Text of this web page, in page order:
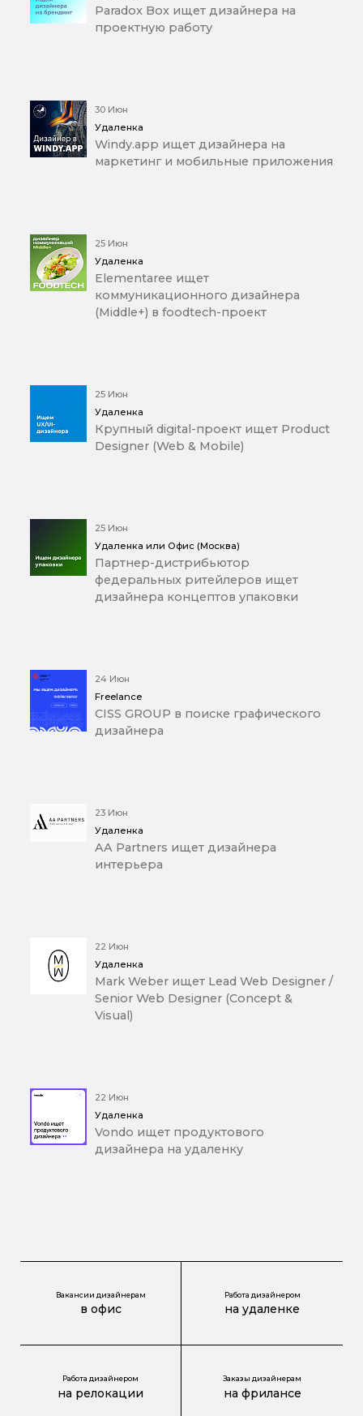
Paradox Box ищет дизайнера на
проектную работу
30 Июн
Удаленка
Windy.app ищет дизайнера на
маркетинг и мобильные приложения
25 Июн
Удаленка
Elementaree ищет
коммуникационного дизайнера
(Middle+) в foodtech-проект
25 Июн
Удаленка
Крупный digital-проект ищет Product
Designer (Web & Mobile)
25 Июн
Удаленка или Офис (Москва)
Партнер-дистрибьютор
федеральных ритейлеров ищет
дизайнера концептов упаковки
24 Июн
Freelance
CISS GROUP в поиске графического
дизайнера
23 Июн
Удаленка
AA Partners ищет дизайнера
интерьера
22 Июн
Удаленка
Mark Weber ищет Lead Web Designer /
Senior Web Designer (Concept &
Visual)
22 Июн
Удаленка
Vondo ищет продуктового
дизайнера на удаленку
Вакансии дизайнерам
в офис
Работа дизайнером
на удаленке
Работа дизайнером
на релокации
Заказы дизайнерам
на фрилансе